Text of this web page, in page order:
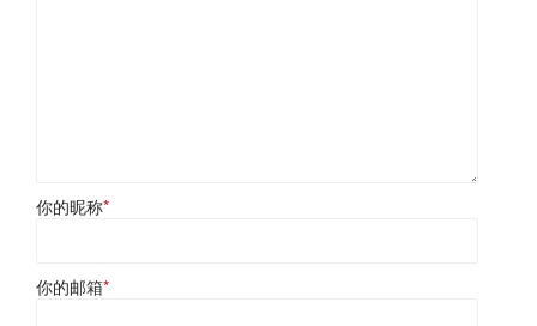
你的昵称*
你的邮箱*